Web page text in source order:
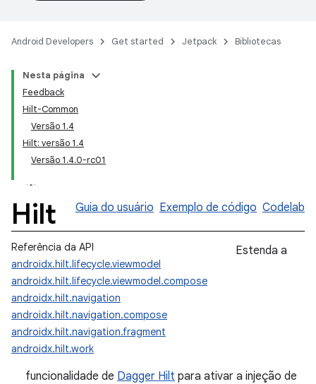
Android Developers Get started Jetpack Bibliotecas
Nesta página
Feedback
Hilt-Common
Versão 1.4
Hilt: versão 1.4
Versão 1.4.0-rc01
Hilt Guia do usuário Exemplo de código Codelab
Referência da API
androidx.hilt.lifecycle.viewmodel
androidx.hilt.lifecycle.viewmodel.compose
androidx.hilt.navigation
androidx.hilt.navigation.compose
androidx.hilt.navigation.fragment
androidx.hilt.work
Estenda a
funcionalidade de Dagger Hilt para ativar a injeção de